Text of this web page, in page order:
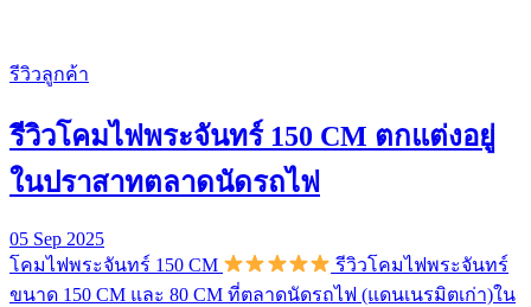
รีวิวลูกค้า
รีวิวโคมไฟพระจันทร์ 150 CM ตกแต่งอยู่
ในปราสาทตลาดนัดรถไฟ
05 Sep 2025
โคมไฟพระจันทร์ 150 CM
รีวิวโคมไฟพระจันทร์
ขนาด 150 CM และ 80 CM ที่ตลาดนัดรถไฟ (แดนเนรมิตเก่า)ใน